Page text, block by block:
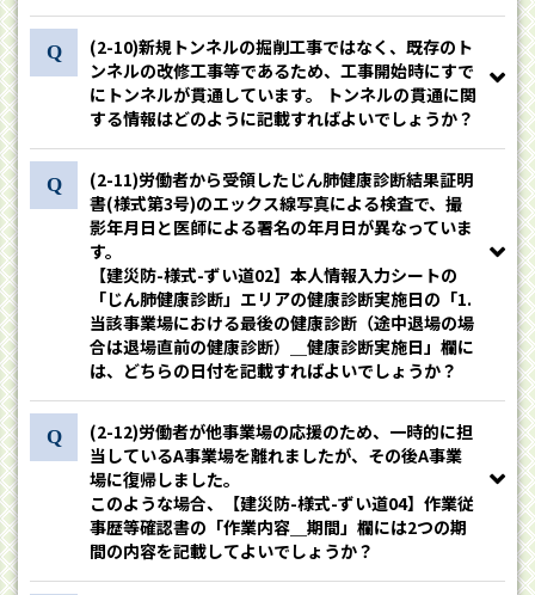
(2-10)新規トンネルの掘削工事ではなく、既存のト
ンネルの改修工事等であるため、工事開始時にすで
にトンネルが貫通しています。 トンネルの貫通に関
する情報はどのように記載すればよいでしょうか？
(2-11)労働者から受領したじん肺健康診断結果証明
書(様式第3号)のエックス線写真による検査で、撮
影年月日と医師による署名の年月日が異なっていま
す。
【建災防-様式-ずい道02】本人情報入力シートの
「じん肺健康診断」エリアの健康診断実施日の「1.
当該事業場における最後の健康診断（途中退場の場
合は退場直前の健康診断）＿健康診断実施日」欄に
は、どちらの日付を記載すればよいでしょうか？
(2-12)労働者が他事業場の応援のため、一時的に担
当しているA事業場を離れましたが、その後A事業
場に復帰しました。
このような場合、【建災防-様式-ずい道04】作業従
事歴等確認書の「作業内容＿期間」欄には2つの期
間の内容を記載してよいでしょうか？